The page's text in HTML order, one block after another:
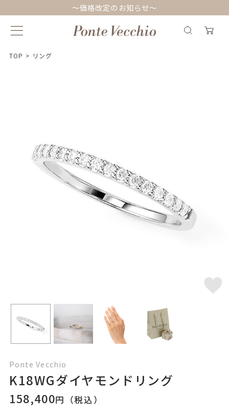
～価格改定のお知らせ～
TOP > リング
Ponte Vecchio
K18WGダイヤモンドリング
158,400円（税込）